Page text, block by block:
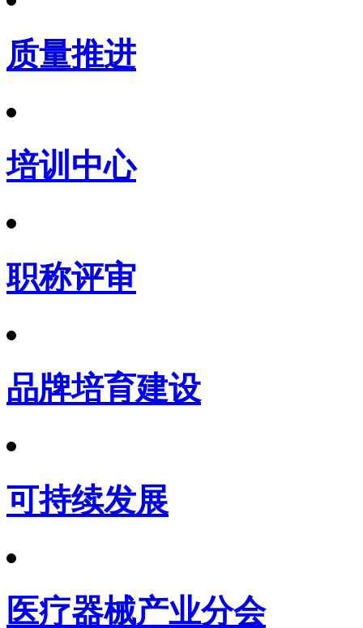
质量推进
培训中心
职称评审
品牌培育建设
可持续发展
医疗器械产业分会